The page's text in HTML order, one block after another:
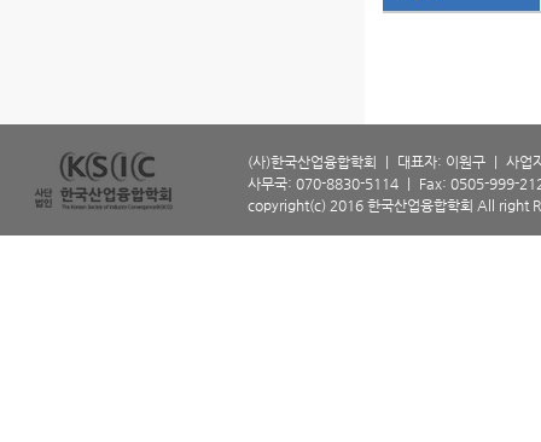
(사)한국산업융합학회 ㅣ 대표자: 이원구 ㅣ 사
사무국: 070-8830-5114 ㅣ Fax: 0505-999-
copyright(c) 2016 한국산업융합학회 All right